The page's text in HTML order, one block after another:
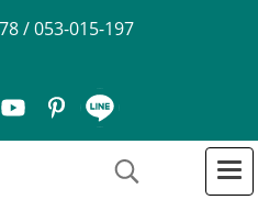
/ 053-015-197